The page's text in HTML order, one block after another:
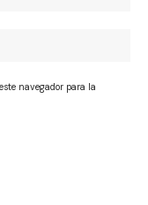
navegador para la